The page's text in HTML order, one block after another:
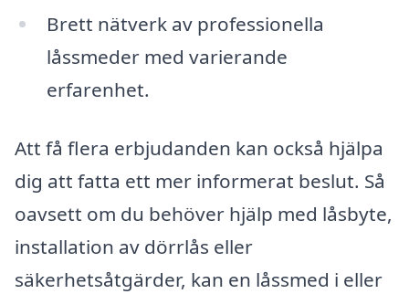
Brett nätverk av professionella
låssmeder med varierande
erfarenhet.
Att få flera erbjudanden kan också hjälpa
dig att fatta ett mer informerat beslut. Så
oavsett om du behöver hjälp med låsbyte,
installation av dörrlås eller
säkerhetsåtgärder, kan en låssmed i eller